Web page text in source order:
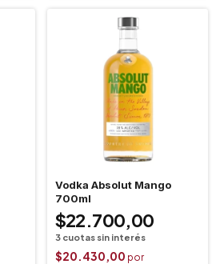
Vodka Absolut Mango
700ml
$22.700,00
$20.430,00